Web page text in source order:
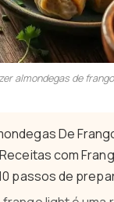
almondegas de
De
com
passos de